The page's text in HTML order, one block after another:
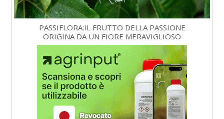
PASSIFLORA:IL FRUTTO DELLA PASSIONE
ORIGINA DA UN FIORE MERAVIGLIOSO